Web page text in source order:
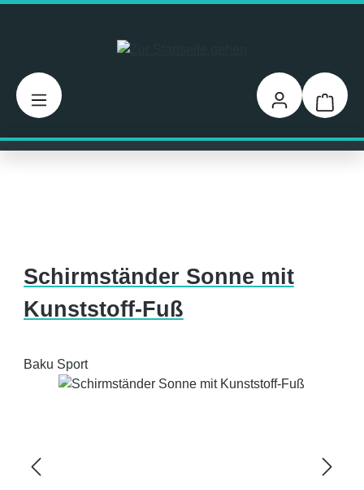
Schirmständer Sonne mit
Kunststoff-Fuß
Baku Sport
Bildergalerie überspringen